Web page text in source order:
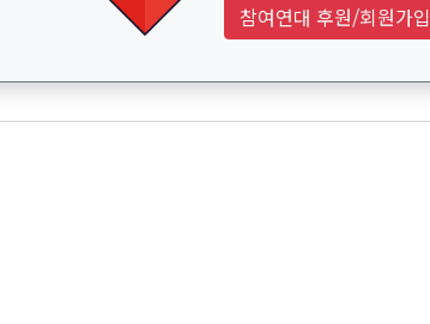
참여연대 후원/회원가입